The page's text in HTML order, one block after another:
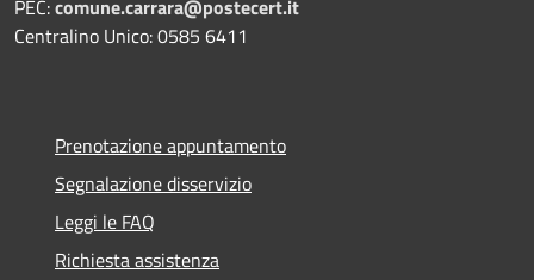
PEC:comune.carrara@postecert.it
Centralino Unico: 0585 6411
Prenotazione appuntamento
Segnalazione disservizio
Leggi le FAQ
Richiesta assistenza